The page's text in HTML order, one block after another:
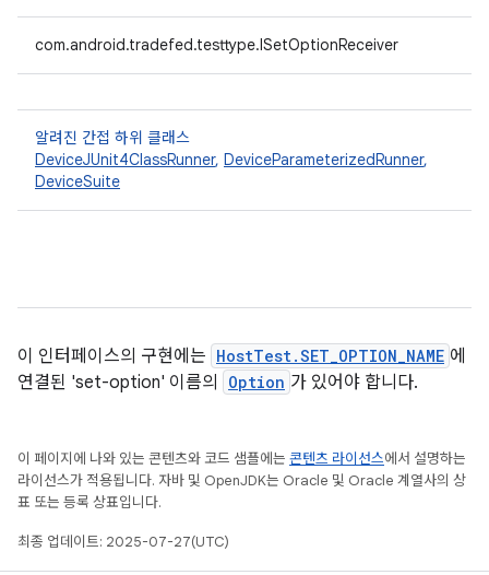
com.android.tradefed.testtype.ISetOptionReceiver
알려진 간접 하위 클래스
DeviceJUnit4ClassRunner, DeviceParameterizedRunner,
DeviceSuite
이 인터페이스의 구현에는 HostTest.SET_OPTION_NAME 에
연결된 'set-option' 이름의
Option 가 있어야 합니다.
이 페이지에 나와 있는 콘텐츠와 코드 샘플에는 콘텐츠 라이선스에서 설명하는
라이선스가 적용됩니다. 자바 및 OpenJDK는 Oracle 및 Oracle 계열사의 상
표 또는 등록 상표입니다.
최종 업데이트: 2025-07-27(UTC)